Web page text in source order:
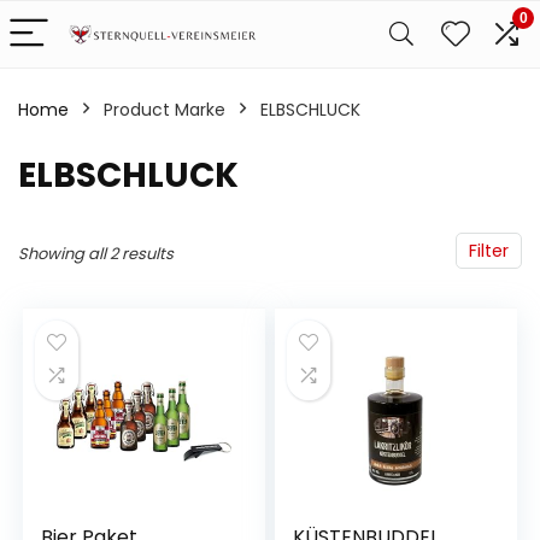
0
Home Product Marke ‎ELBSCHLUCK
‎ELBSCHLUCK
Filter
Showing all 2 results